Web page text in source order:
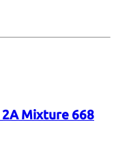
2A Mixture 668